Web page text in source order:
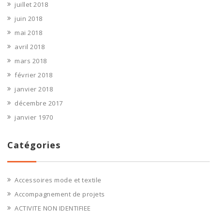
juillet 2018
juin 2018
mai 2018
avril 2018
mars 2018
février 2018
janvier 2018
décembre 2017
janvier 1970
Catégories
Accessoires mode et textile
Accompagnement de projets
ACTIVITE NON IDENTIFIEE